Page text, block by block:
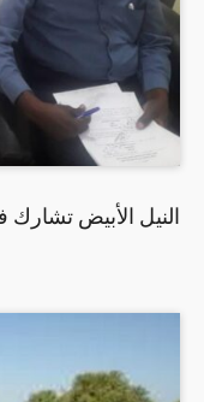
النيل الأبيض تشارك